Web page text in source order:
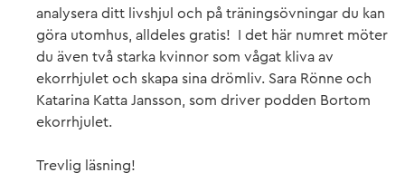
analysera ditt livshjul och på träningsövningar du kan
göra utomhus, alldeles gratis!⁠ ⁠ I det här numret möter
du även två starka kvinnor som vågat kliva av
ekorrhjulet och skapa sina drömliv. Sara Rönne och
Katarina Katta Jansson, som driver podden Bortom
ekorrhjulet.
Trevlig läsning!⁠